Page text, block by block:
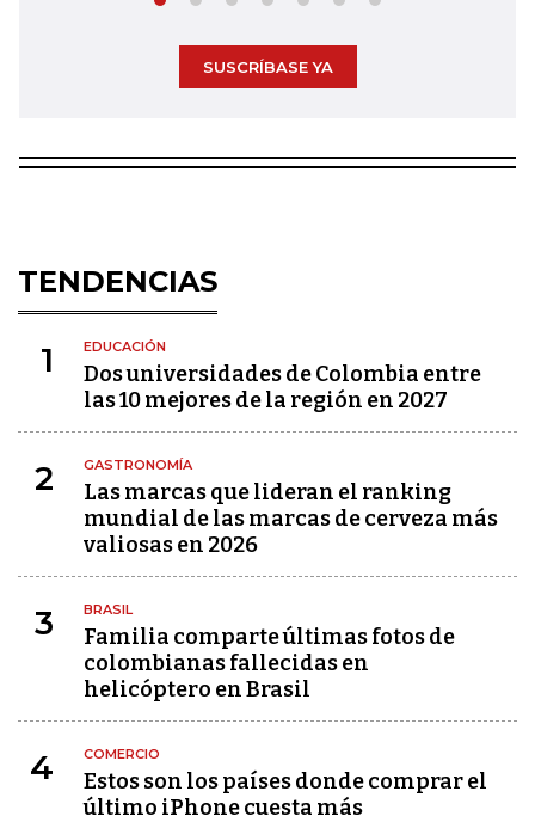
SUSCRÍBASE YA
TENDENCIAS
1 EDUCACIÓN
Dos universidades de Colombia entre
las 10 mejores de la región en 2027
2 GASTRONOMÍA
Las marcas que lideran el ranking
mundial de las marcas de cerveza más
valiosas en 2026
3 BRASIL
Familia comparte últimas fotos de
colombianas fallecidas en
helicóptero en Brasil
4 COMERCIO
Estos son los países donde comprar el
último iPhone cuesta más